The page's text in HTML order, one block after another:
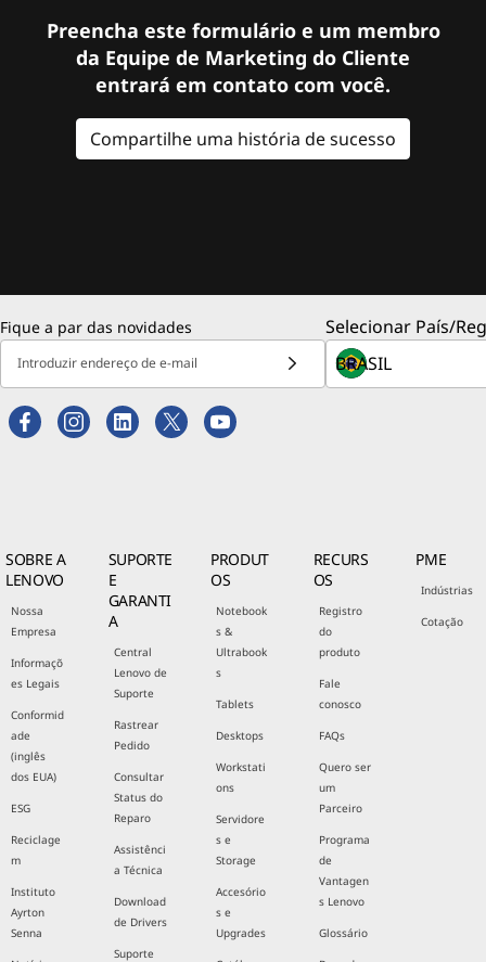
Preencha este formulário e um membro
da Equipe de Marketing do Cliente
entrará em contato com você.
Compartilhe uma história de sucesso
Fique a par das novidades
Introduzir endereço de e-mail
Selecionar País/
SOBRE A
LENOVO
Nossa
Empresa
Informaçõ
es Legais
Conformid
ade
(inglês
dos EUA)
ESG
Reciclage
m
Instituto
Ayrton
Senna
SUPORTE
E
GARANTI
A
Central
Lenovo de
Suporte
Rastrear
Pedido
Consultar
Status do
Reparo
Assistênci
a Técnica
Download
de Drivers
Suporte
PRODUT
OS
Notebook
s &
Ultrabook
s
Tablets
Desktops
Workstati
ons
Servidore
s e
Storage
Accesório
s e
Upgrades
RECURS
OS
Registro
do
produto
Fale
conosco
FAQs
Quero ser
um
Parceiro
Programa
de
Vantagen
s Lenovo
Glossário
PME
Indústrias
Cotação